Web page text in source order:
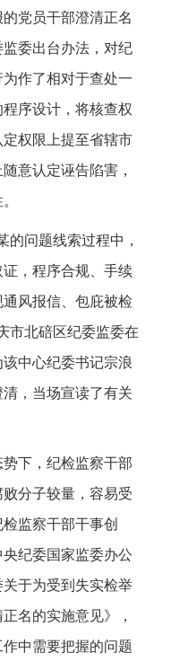
党员干部澄清正名
委出台办法，对纪
作了相对于查处一
序设计，将核查权
权限上提至省辖市
意认定诬告陷害，
的问题线索过程中，
，程序合规、手续
风报信、包庇被检
市北碚区纪委监委在
中心纪委书记宗浪
，当场宣读了有关
下，纪检监察干部
分子较量，容易受
监察干部干事创
纪委国家监委办公
于为受到失实检举
名的实施意见》，
中需要把握的问题